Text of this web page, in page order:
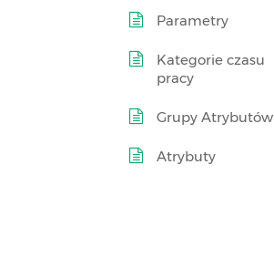
Parametry
Kategorie czasu
pracy
Grupy Atrybutów
Atrybuty